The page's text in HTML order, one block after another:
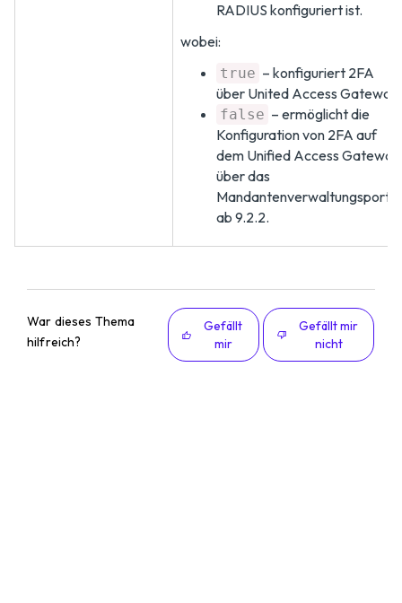
RADIUS konfiguriert ist.
wobei:
true – konfiguriert 2FA
über United Access Gateway
false – ermöglicht die
Konfiguration von 2FA auf
dem Unified Access Gateway
über das
Mandantenverwaltungsportal
ab 9.2.2.
War dieses Thema
hilfreich?
Gefällt
mir
Gefällt mir
nicht